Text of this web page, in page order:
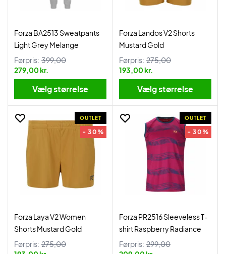
Forza BA2513 Sweatpants
Light Grey Melange
Førpris: 399,00
279,00 kr.
Vælg størrelse
Forza Landos V2 Shorts
Mustard Gold
Førpris: 275,00
193,00 kr.
Vælg størrelse
OUTLET
- 30%
Forza Laya V2 Women
Shorts Mustard Gold
Førpris: 275,00
OUTLET
- 30%
Forza PR2516 Sleeveless T-
shirt Raspberry Radiance
Førpris: 299,00